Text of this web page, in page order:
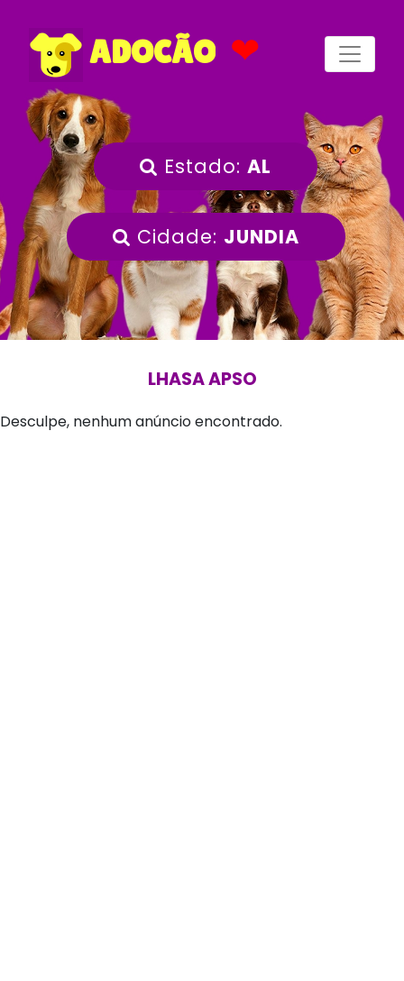
ADOCÃO ❤
Estado: AL
Cidade: JUNDIA
LHASA APSO
Desculpe, nenhum anúncio encontrado.